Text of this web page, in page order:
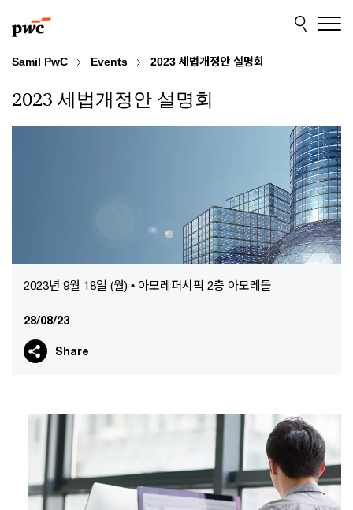
to
content
to
footer
Samil PwC Events 2023 세법개정안 설명회
2023 세법개정안 설명회
2023년 9월 18일 (월) • 아모레퍼시픽 2층 아모레몰
28/08/23
Share